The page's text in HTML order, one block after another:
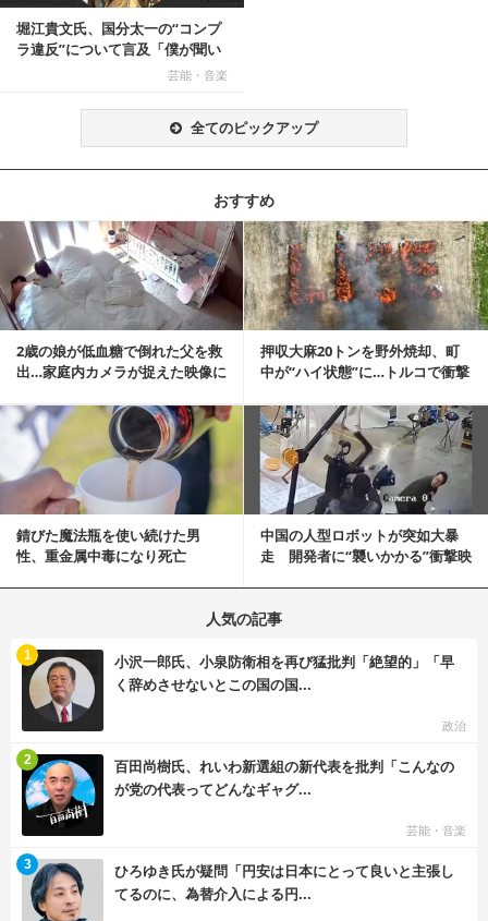
堀江貴文氏、国分太一の“コンプ
ラ違反”について言及「僕が聞い
芸能・音楽
全てのピックアップ
おすすめ
2歳の娘が低血糖で倒れた父を救
出…家庭内カメラが捉えた映像に
押収大麻20トンを野外焼却、町
中が“ハイ状態”に…トルコで衝撃
記事を読む
錆びた魔法瓶を使い続けた男
性、重金属中毒になり死亡
中国の人型ロボットが突如大暴
走 開発者に“襲いかかる”衝撃映
記事を読む
人気の記事
小沢一郎氏、小泉防衛相を再び猛批判「絶望的」「早
く辞めさせないとこの国の国...
政治
1
百田尚樹氏、れいわ新選組の新代表を批判「こんなの
が党の代表ってどんなギャグ...
芸能・音楽
2
ひろゆき氏が疑問「円安は日本にとって良いと主張し
てるのに、為替介入による円...
3